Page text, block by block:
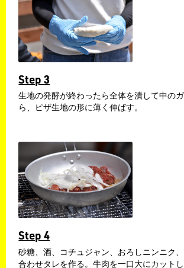
Step 3
生地の発酵が終わったら全体を潰して中の
ら、ピザ生地の形に薄く伸ばす。
Step 4
砂糖、酒、コチュジャン、おろしニンニク
合わせタレを作る。牛肉を一口大にカット